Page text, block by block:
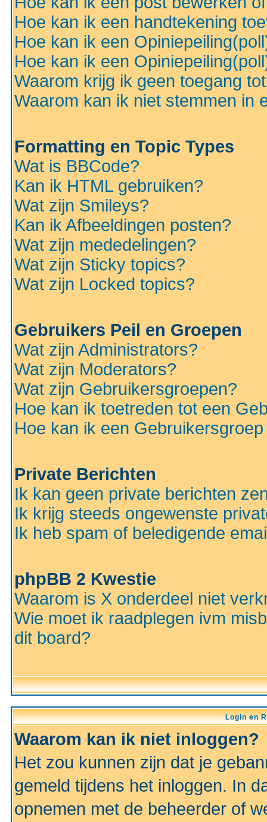
Hoe kan ik een handtekening
Hoe kan ik een
Hoe kan ik een
Waarom krijg ik geen toegang
Waarom kan ik niet stemmen in
Formatting en Topic Types
Wat is BBCode?
Kan ik HTML gebruiken?
Wat zijn Smileys?
Kan ik Afbeeldingen posten?
Wat zijn mededelingen?
Wat zijn Sticky topics?
Wat zijn Locked topics?
Gebruikers Peil en Groepen
Wat zijn Administrators?
Wat zijn Moderators?
Wat zijn Gebruikersgroepen?
Hoe kan ik toetreden tot een
Hoe kan ik een
Private Berichten
Ik kan geen private berichten
Ik krijg steeds ongewenste
Ik heb spam of beledigende
phpBB 2 Kwestie
Waarom is X onderdeel niet
Wie moet ik raadplegen ivm
dit board?
Login en
Waarom kan ik niet inloggen?
Het zou kunnen zijn dat je
gemeld tijdens het inloggen. In
opnemen met de beheerder of